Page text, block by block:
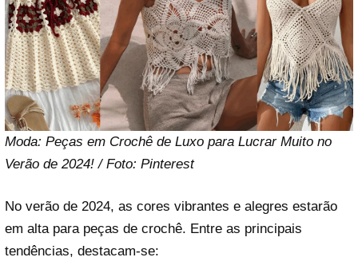
Moda: Peças em Crochê de Luxo para Lucrar Muito no
Verão de 2024! / Foto: Pinterest
No verão de 2024, as cores vibrantes e alegres estarão
em alta para peças de crochê. Entre as principais
tendências, destacam-se: